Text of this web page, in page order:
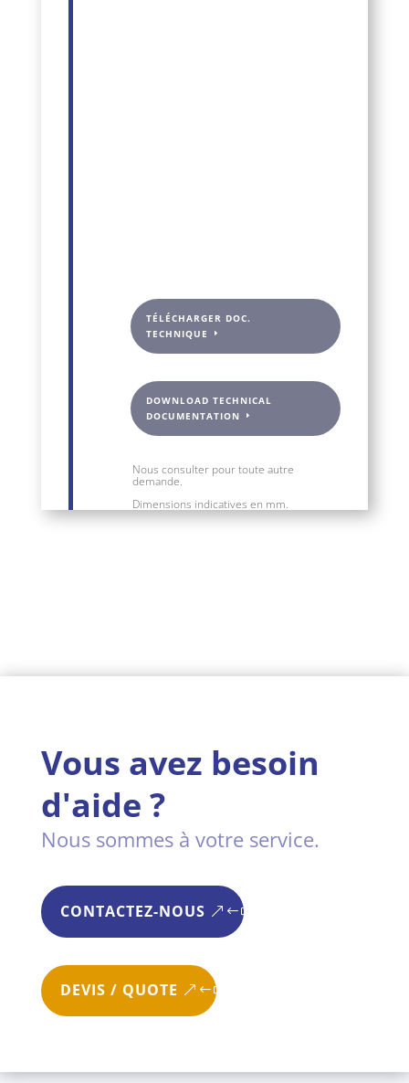
TÉLÉCHARGER DOC.
TECHNIQUE
DOWNLOAD TECHNICAL
DOCUMENTATION
Nous consulter pour toute autre
demande.
Dimensions indicatives en mm.
Vous avez besoin
d'aide ?
Nous sommes à votre service.
CONTACTEZ-NOUS
DEVIS / QUOTE